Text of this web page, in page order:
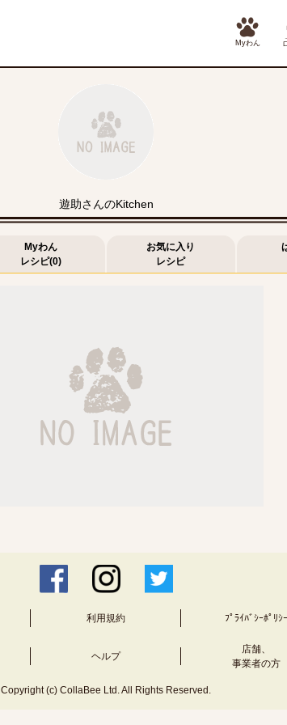
Myわん
遊助さんのKitchen
Myわん
レシピ(0)
お気に入り
レシピ
利用規約 ﾌﾟﾗｲﾊﾞｼｰﾎﾟﾘｼｰ
ヘルプ
店舗、
事業者の方
Copyright (c) CollaBee Ltd. All Rights Reserved.